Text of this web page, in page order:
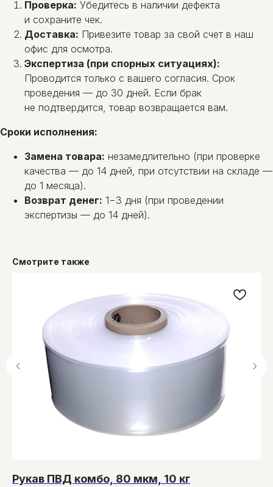
Проверка: Убедитесь в наличии дефекта
и сохраните чек.
Доставка: Привезите товар за свой счет в наш
офис для осмотра.
Экспертиза (при спорных ситуациях):
Проводится только с вашего согласия. Срок
проведения — до 30 дней. Если брак
не подтвердится, товар возвращается вам.
Сроки исполнения:
Замена товара: незамедлительно (при проверке
качества — до 14 дней, при отсутствии на складе —
до 1 месяца).
Возврат денег: 1−3 дня (при проведении
экспертизы — до 14 дней).
Смотрите также
Рукав ПВД комбо, 80 мкм, 10 кг